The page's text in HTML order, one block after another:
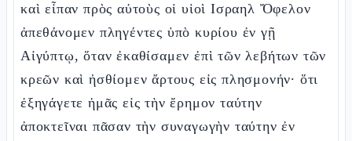
καὶ εἶπαν πρὸς αὐτοὺς οἱ υἱοὶ Ισραηλ Ὄφελον
ἀπεθάνομεν πληγέντες ὑπὸ κυρίου ἐν γῇ
Αἰγύπτῳ, ὅταν ἐκαθίσαμεν ἐπὶ τῶν λεβήτων τῶν
κρεῶν καὶ ἠσθίομεν ἄρτους εἰς πλησμονήν· ὅτι
ἐξηγάγετε ἡμᾶς εἰς τὴν ἔρημον ταύτην
ἀποκτεῖναι πᾶσαν τὴν συναγωγὴν ταύτην ἐν